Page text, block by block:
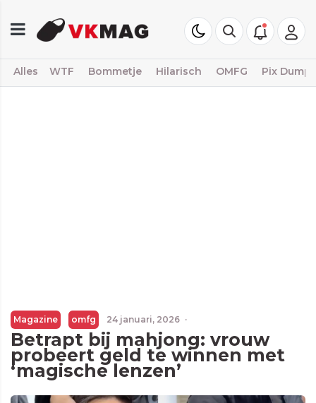
Alles WTF Bommetje Hilarisch OMFG Pix Dump
Magazine omfg 24 januari, 2026 ·
Betrapt bij mahjong: vrouw
probeert geld te winnen met
‘magische lenzen’